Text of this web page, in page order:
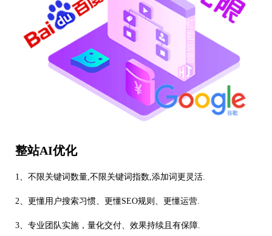
整站AI优化
1、不限关键词数量,不限关键词指数,添加词更灵活.
2、更懂用户搜索习惯、更懂SEO规则、更懂运营.
3、专业团队实施，量化交付、效果持续且有保障.